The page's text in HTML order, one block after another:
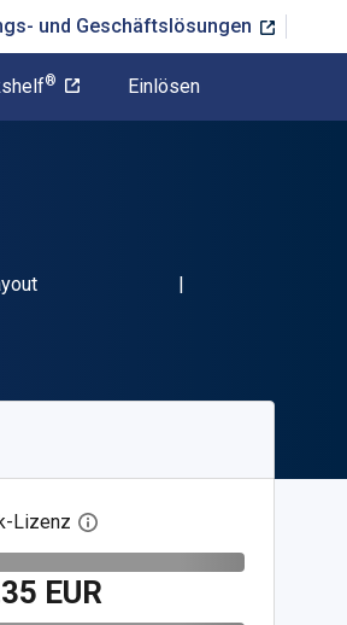
und Geschäftslösungen
® Einlösen
Lizenz Digitalen Lizenzdialog öffnen
EUR